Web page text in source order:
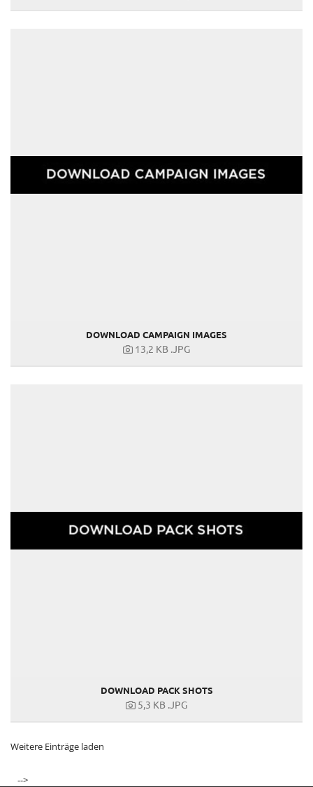
DOWNLOAD CAMPAIGN IMAGES
13,2 KB .JPG
DOWNLOAD PACK SHOTS
5,3 KB .JPG
Weitere Einträge laden
-->